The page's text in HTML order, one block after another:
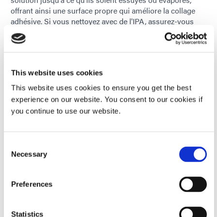
This website uses cookies
This website uses cookies to ensure you get the best
experience on our website. You consent to our cookies if
you continue to use our website.
Selection
Necessary
Preferences
Statistics
offrant ainsi une surface propre qui améliore la collage
adhésive. Si vous nettoyez avec de l'IPA, assurez-vous
qu'il s'évapore complètement avant de traiter vos
composants. Les solvants organiques comme l'IPA
est important de se rappeler que le taux d'évaporation
dépend de la température, de la durée d'exposition et de
la concentration de l'alcool isopropylique.